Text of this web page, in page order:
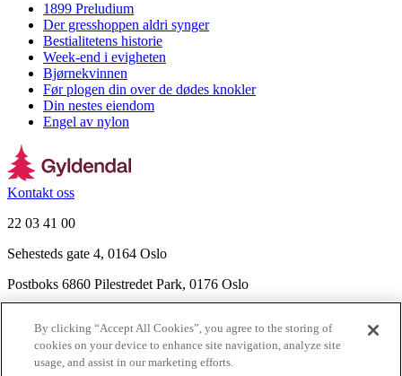
1899 Preludium
Der gresshoppen aldri synger
Bestialitetens historie
Week-end i evigheten
Bjørnekvinnen
Før plogen din over de dødes knokler
Din nestes eiendom
Engel av nylon
Kontakt oss
22 03 41 00
Sehesteds gate 4, 0164 Oslo
Postboks 6860 Pilestredet Park, 0176 Oslo
Nyhetsbrev
Ledige stillinger
By clicking “Accept All Cookies”, you agree to the storing of
cookies on your device to enhance site navigation, analyze site
usage, and assist in our marketing efforts.